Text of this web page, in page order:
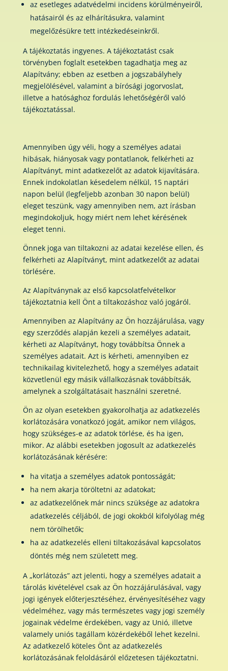
az esetleges adatvédelmi incidens körülményeiről,
hatásairól és az elhárításukra, valamint
megelőzésükre tett intézkedéseinkről.
A tájékoztatás ingyenes. A tájékoztatást csak
törvényben foglalt esetekben tagadhatja meg az
Alapítvány; ebben az esetben a jogszabályhely
megjelölésével, valamint a bírósági jogorvoslat,
illetve a hatósághoz fordulás lehetőségéről való
tájékoztatással.
Amennyiben úgy véli, hogy a személyes adatai
hibásak, hiányosak vagy pontatlanok, felkérheti az
Alapítványt, mint adatkezelőt az adatok kijavítására.
Ennek indokolatlan késedelem nélkül, 15 naptári
napon belül (legfeljebb azonban 30 napon belül)
eleget teszünk, vagy amennyiben nem, azt írásban
megindokoljuk, hogy miért nem lehet kérésének
eleget tenni.
Önnek joga van tiltakozni az adatai kezelése ellen, és
felkérheti az Alapítványt, mint adatkezelőt az adatai
törlésére.
Az Alapítványnak az első kapcsolatfelvételkor
tájékoztatnia kell Önt a tiltakozáshoz való jogáról.
Amennyiben az Alapítvány az Ön hozzájárulása, vagy
egy szerződés alapján kezeli a személyes adatait,
kérheti az Alapítványt, hogy továbbítsa Önnek a
személyes adatait. Azt is kérheti, amennyiben ez
technikailag kivitelezhető, hogy a személyes adatait
közvetlenül egy másik vállalkozásnak továbbítsák,
amelynek a szolgáltatásait használni szeretné.
Ön az olyan esetekben gyakorolhatja az adatkezelés
korlátozására vonatkozó jogát, amikor nem világos,
hogy szükséges-e az adatok törlése, és ha igen,
mikor. Az alábbi esetekben jogosult az adatkezelés
korlátozásának kérésére:
ha vitatja a személyes adatok pontosságát;
ha nem akarja töröltetni az adatokat;
az adatkezelőnek már nincs szüksége az adatokra
adatkezelés céljából, de jogi okokból kifolyólag még
nem törölhetők;
ha az adatkezelés elleni tiltakozásával kapcsolatos
döntés még nem született meg.
A „korlátozás” azt jelenti, hogy a személyes adatait a
tárolás kivételével csak az Ön hozzájárulásával, vagy
jogi igények előterjesztéséhez, érvényesítéséhez vagy
védelméhez, vagy más természetes vagy jogi személy
jogainak védelme érdekében, vagy az Unió, illetve
valamely uniós tagállam közérdekéből lehet kezelni.
Az adatkezelő köteles Önt az adatkezelés
korlátozásának feloldásáról előzetesen tájékoztatni.